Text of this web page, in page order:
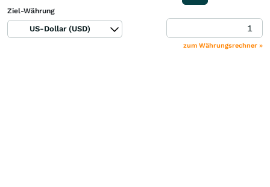
Ziel-Währung
US-Dollar (USD)
zum Währungsrechner »